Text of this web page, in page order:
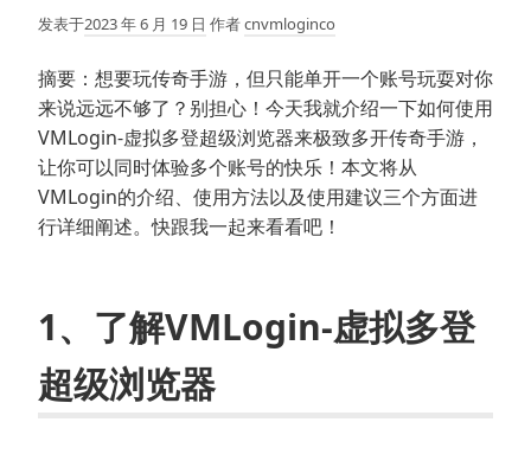
发表于2023 年 6 月 19 日 作者cnvmloginco
摘要：想要玩传奇手游，但只能单开一个账号玩耍对你
来说远远不够了？别担心！今天我就介绍一下如何使用
VMLogin-虚拟多登超级浏览器来极致多开传奇手游，
让你可以同时体验多个账号的快乐！本文将从
VMLogin的介绍、使用方法以及使用建议三个方面进
行详细阐述。快跟我一起来看看吧！
1、了解VMLogin-虚拟多登
超级浏览器